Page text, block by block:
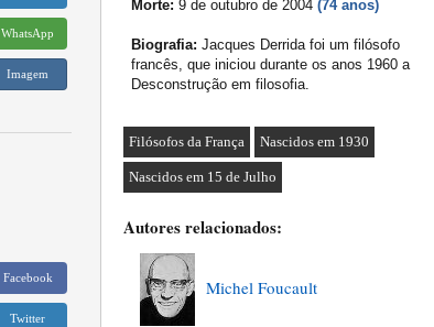
WhatsApp
Imagem
Facebook
Twitter
Morte: 9 de outubro de 2004 (74 anos)
Biografia: Jacques Derrida foi um filósofo
francês, que iniciou durante os anos 1960 a
Desconstrução em filosofia.
Filósofos da França Nascidos em 1930
Nascidos em 15 de Julho
Autores relacionados:
Michel Foucault